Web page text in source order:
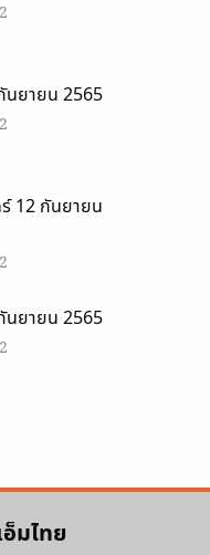
นยายน 2565
12 กันยายน
นยายน 2565
มไทย